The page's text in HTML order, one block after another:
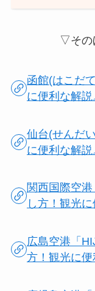
▽その
函館(はこだ
に便利な解説
仙台(せんだ
に便利な解説
関西国際空
し方！観光に
広島空港「
方！観光に便